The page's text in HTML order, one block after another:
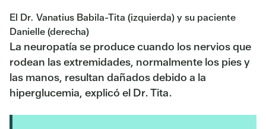
El Dr. Vanatius Babila-Tita (izquierda) y su paciente
Danielle (derecha)
La neuropatía se produce cuando los nervios que
rodean las extremidades, normalmente los pies y
las manos, resultan dañados debido a la
hiperglucemia, explicó el Dr. Tita.